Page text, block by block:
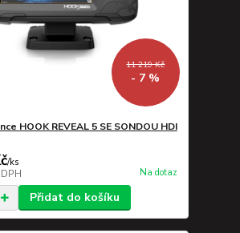
11 219 Kč
- 7 %
HOOK REVEAL 5 SE SONDOU HDI
/ks
Na dotaz
Přidat do košíku